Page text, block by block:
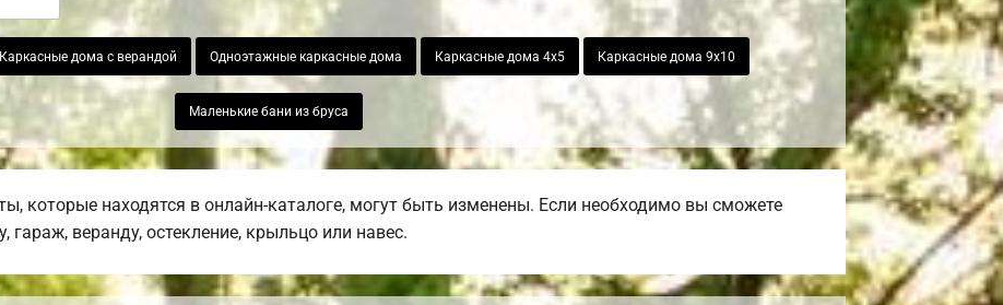
Каркасные дома с верандой Одноэтажные каркасные дома Каркасные дома 4х5 Каркасные дома 9х10
Маленькие бани из бруса
которые находятся в онлайн-каталоге, могут быть изменены. Если необходимо вы сможете
гараж, веранду, остекление, крыльцо или навес.